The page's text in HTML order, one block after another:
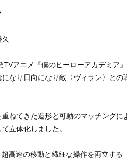
アニメ『僕のヒーローアカデミア』
なり日向になり敵〈ヴィラン〉と
ねてきた造形と可動のマッチング
立体化しました。
高速の移動と繊細な操作を両立する